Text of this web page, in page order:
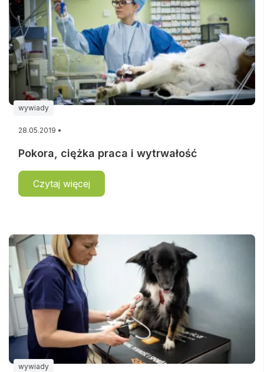
wywiady
28.05.2019 •
Pokora, ciężka praca i wytrwałość
Czytaj więcej
wywiady